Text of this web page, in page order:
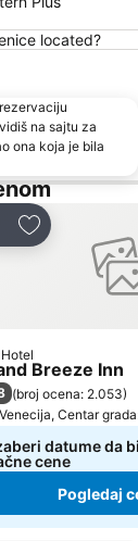
located?
na sajtu za
ona koja je bila
Dodati u
Hotel
Breeze Inn
(broj ocena: 2.053)
Venecija, Centar
datume da
cene
Pogledaj